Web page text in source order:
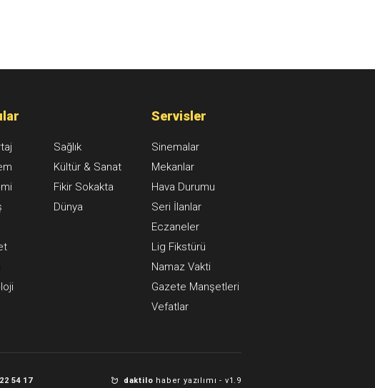
Sağlık
Kültür & Sanat
Fikir Sokakta
Dünya
Servisler
Sinemalar
Mekanlar
Hava Durumu
Seri İlanlar
Eczaneler
Lig Fikstürü
Namaz Vakti
Gazete Manşetleri
Vefatlar
54 17 daktilo haber yazılımı - v1.9